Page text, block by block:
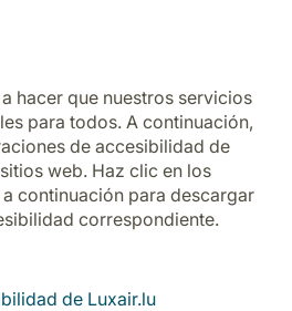
hacer que nuestros servicios
para todos. A continuación,
de accesibilidad de
web. Haz clic en los
continuación para descargar
correspondiente.
de Luxair.lu